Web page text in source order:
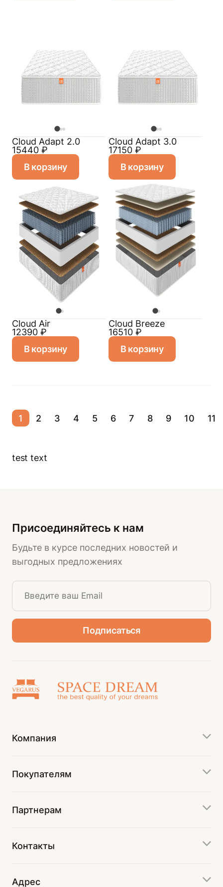
Cloud Adapt 2.0
15440 ₽
В корзину
Cloud Adapt 3.0
17150 ₽
В корзину
Cloud Air
12390 ₽
В корзину
Cloud Breeze
16510 ₽
В корзину
1 2 3 4 5 6 7 8 9 10 11
test text
Присоединяйтесь к нам
Будьте в курсе последних новостей и
выгодных предложениях
Компания
Покупателям
Партнерам
Контакты
Адрес